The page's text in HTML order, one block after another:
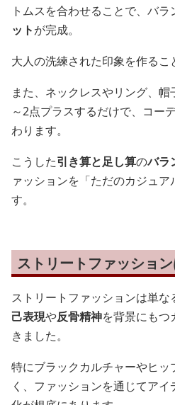
トムスを合わせることで、バラ
ットが完成。
大人の洗練された印象を作るこ
また、ネックレスやリング、
～2点プラスするだけで、コー
わります。
こうした引き算と足し算のバラ
ァッションを「ただのカジュ
す。
ストリートファッショ
ストリートファッションは単な
己表現や反骨精神を背景にもつ
きました。
特にブラックカルチャーやヒ
く、ファッションを通じてア